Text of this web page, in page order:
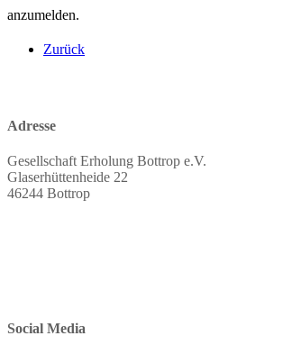
anzumelden.
Zurück
Adresse
Gesellschaft Erholung Bottrop e.V.
Glaserhüttenheide 22
46244 Bottrop
Social Media